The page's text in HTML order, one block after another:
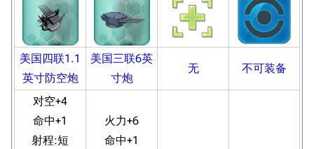
美国四联1.1
英寸防空炮
美国三联6英
寸炮
无 不可装备
对空+4
命中+1
射程:短
火力+6
命中+1